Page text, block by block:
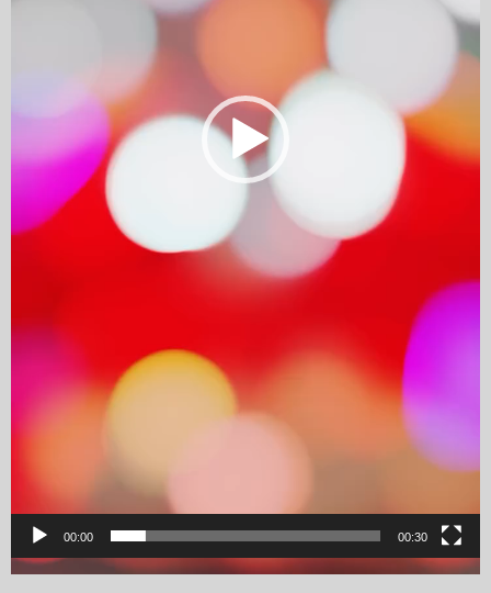
00:00 00:30